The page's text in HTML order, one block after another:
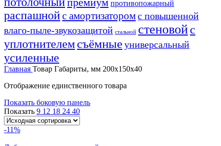
противопожарный
распашнойс амортизаторомс повышенной
влаго-пыле-звукозащитой стальной стеновойс
уплотнителемсъёмныеуниверсальный
усиленные
Главная Товар Габариты, мм 200x150x40
Отображение единственного товара
Показать боковую панель
Показать 9 12 18 24 40
-11%